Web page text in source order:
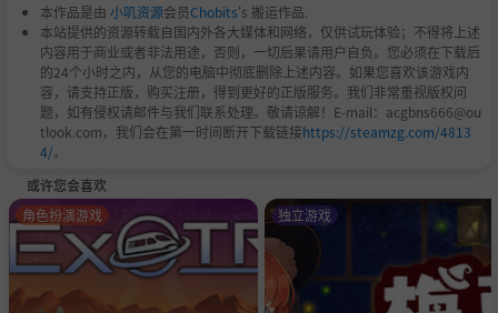
本作品是由 小叽资源会员Chobits's 搬运作品.
本站提供的资源转载自国内外各大媒体和网络，仅供试玩体验；不得将上述
内容用于商业或者非法用途，否则，一切后果请用户自负。您必须在下载后
的24个小时之内，从您的电脑中彻底删除上述内容。如果您喜欢该游戏内
容，请支持正版，购买注册，得到更好的正版服务。我们非常重视版权问
题，如有侵权请邮件与我们联系处理。敬请谅解！E-mail：acgbns666@ou
tlook.com，我们会在第一时间断开下载链接https://steamzg.com/4813
4/。
或许您会喜欢
角色扮演游戏 独立游戏